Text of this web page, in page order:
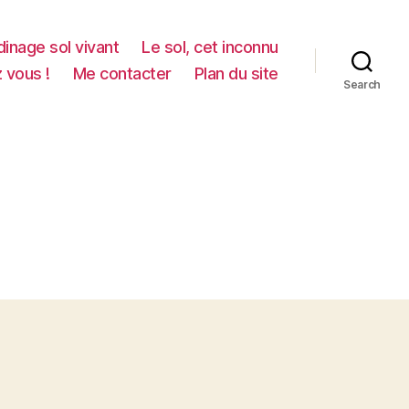
sol vivant
Le sol, cet inconnu
vous ! Me contacter Plan du site
Search